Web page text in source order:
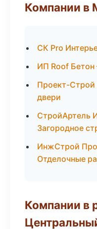
Компании в
СК Pro
ИП Roof
Проект-
двери
СтройАртель
Загородное
ИнжСтрой
Отделочные
Компании в